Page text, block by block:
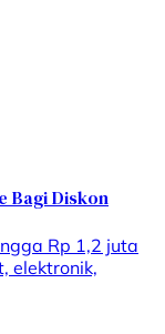
Bagi Diskon
Rp 1,2 juta
elektronik,